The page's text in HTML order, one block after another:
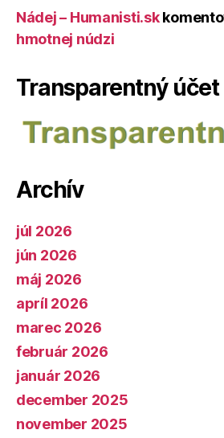
Nádej – Humanisti.sk
hmotnej núdzi
Transparentný účet
Archív
júl 2026
jún 2026
máj 2026
apríl 2026
marec 2026
február 2026
január 2026
december 2025
november 2025